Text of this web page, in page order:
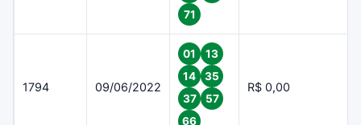
71
1794 09/06/2022
01
13
14
35
37
57
66
R$ 0,00